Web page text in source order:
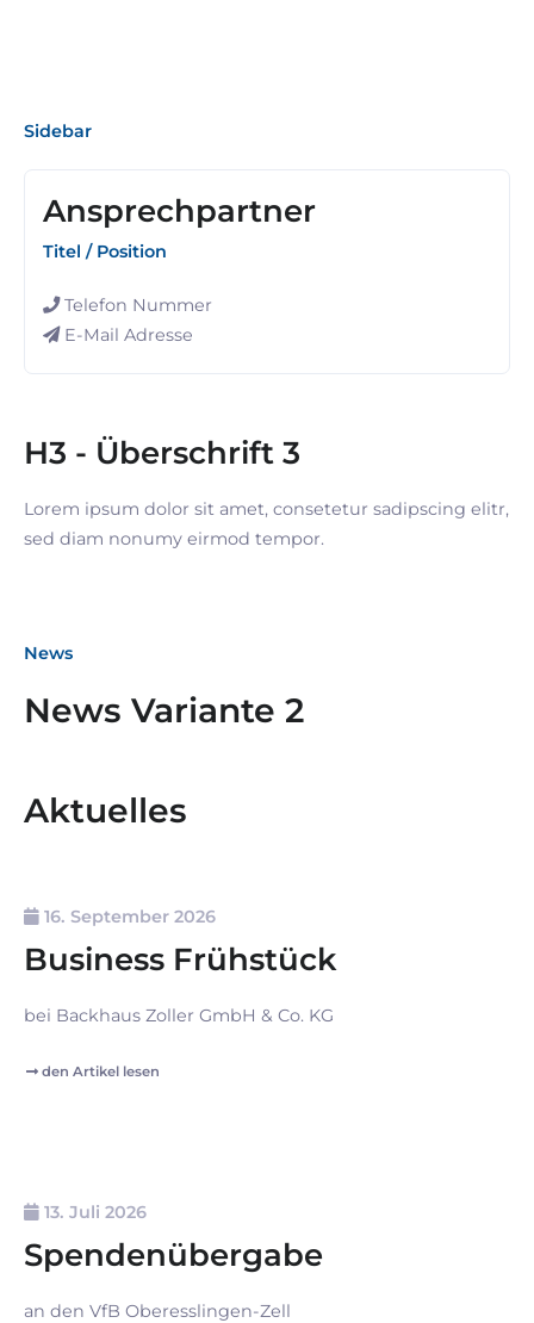
Sidebar
Ansprechpartner
Titel / Position
Telefon Nummer
E-Mail Adresse
H3 - Überschrift 3
Lorem ipsum dolor sit amet, consetetur sadipscing elitr,
sed diam nonumy eirmod tempor.
News
News Variante 2
Aktuelles
16. September 2026
Business Frühstück
bei Backhaus Zoller GmbH & Co. KG
den Artikel lesen
13. Juli 2026
Spendenübergabe
an den VfB Oberesslingen-Zell